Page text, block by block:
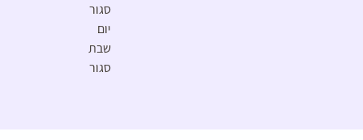
סגור
שבת
סגור